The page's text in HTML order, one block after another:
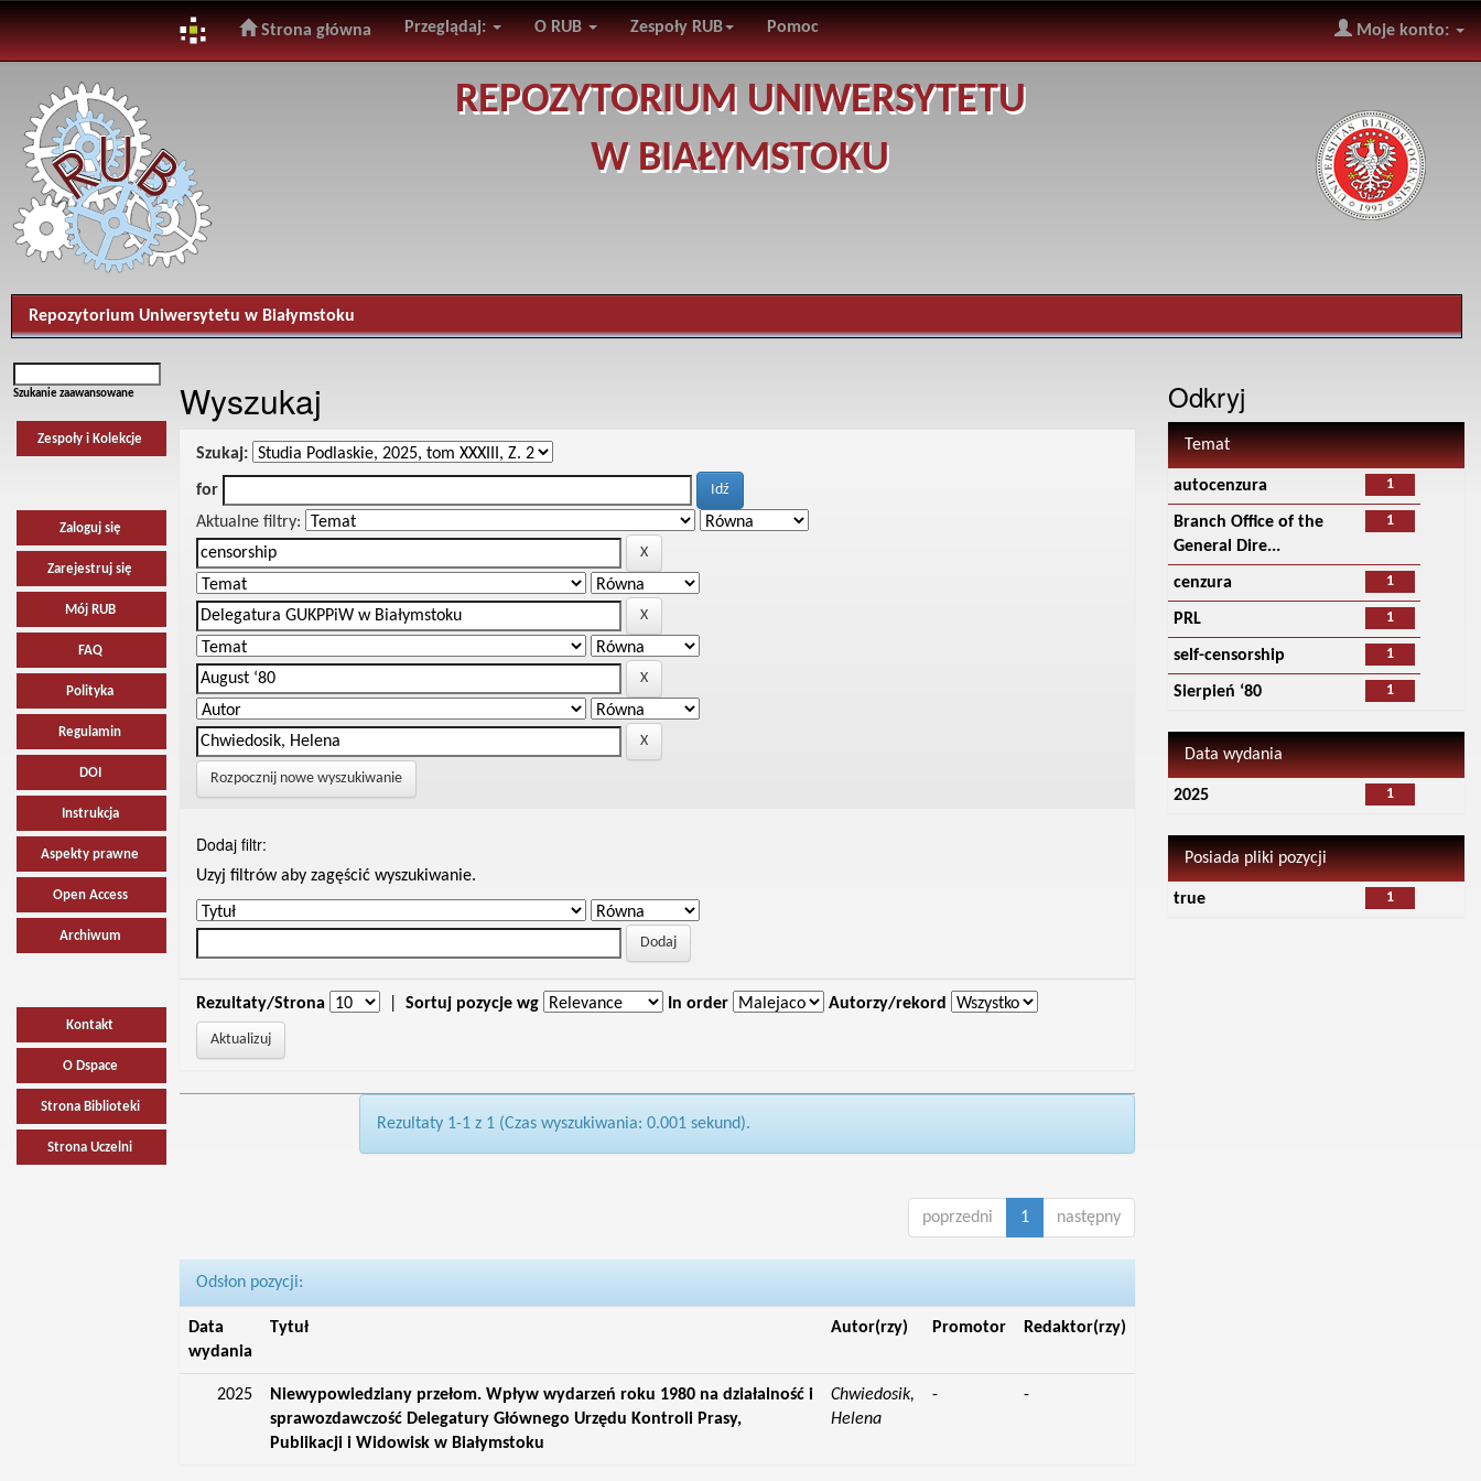
navigation
Strona główna Przeglądaj: O RUB Zespoły RUB Pomoc Moje konto:
REPOZYTORIUM UNIWERSYTETU
W BIAŁYMSTOKU
Repozytorium Uniwersytetu w Białymstoku
Szukanie zaawansowane
Zespoły i Kolekcje
Zaloguj się
Zarejestruj się
Mój RUB
FAQ
Polityka
Regulamin
DOI
Instrukcja
Aspekty prawne
Open Access
Archiwum
Kontakt
O Dspace
Strona Biblioteki
Strona Uczelni
Wyszukaj
Szukaj:
for
Aktualne filtry:
Rozpocznij nowe wyszukiwanie
Dodaj filtr:
Uzyj filtrów aby zagęścić wyszukiwanie.
Rezultaty/Strona Sortuj pozycje wg In order Autorzy/rekord
Rezultaty 1-1 z 1 (Czas wyszukiwania: 0.001 sekund).
poprzedni 1 następny
Odsłon pozycji:
Data
wydania
Tytuł Autor(rzy) Promotor Redaktor(rzy)
2025
Niewypowiedziany przełom. Wpływ wydarzeń roku 1980 na działalność i
sprawozdawczość Delegatury Głównego Urzędu Kontroli Prasy,
Publikacji i Widowisk w Białymstoku
Chwiedosik,
Helena
- -
Odkryj
Temat
1
autocenzura
1
Branch Office of the
General Dire...
1
cenzura
1
PRL
1
self-censorship
1
Sierpień ‘80
Data wydania
1
2025
Posiada pliki pozycji
1
true